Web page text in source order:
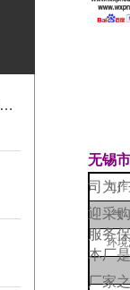
电磁换向阀泄漏量大以及流量不足的故障解决
工
气
环
无锡
司为
迎采
服务
本厂
厂家